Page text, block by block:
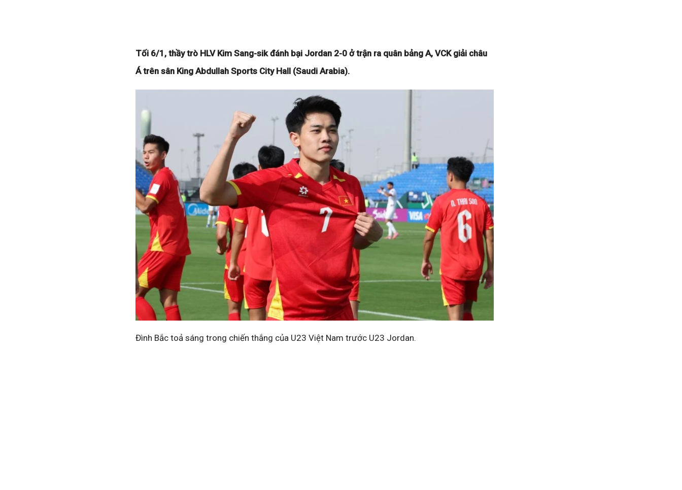
Tối 6/1, thầy trò HLV Kim Sang-sik đánh bại Jordan 2-0 ở trận ra quân bảng A, VCK giải châu
Á trên sân King Abdullah Sports City Hall (Saudi Arabia).
Đình Bắc toả sáng trong chiến thắng của U23 Việt Nam trước U23 Jordan.